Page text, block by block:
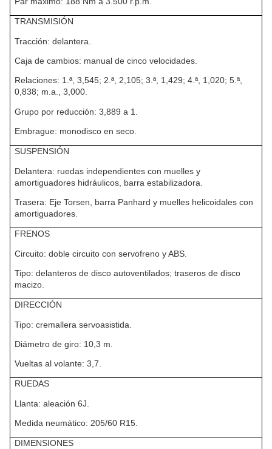
TRANSMISIÓN
Tracción: delantera.
Caja de cambios: manual de cinco velocidades.
Relaciones: 1.ª, 3,545; 2.ª, 2,105; 3.ª, 1,429; 4.ª, 1,020; 5.ª,
0,838; m.a., 3,000.
Grupo por reducción: 3,889 a 1.
Embrague: monodisco en seco.
SUSPENSIÓN
Delantera: ruedas independientes con muelles y
amortiguadores hidráulicos, barra estabilizadora.
Trasera: Eje Torsen, barra Panhard y muelles helicoidales con
amortiguadores.
FRENOS
Circuito: doble circuito con servofreno y ABS.
Tipo: delanteros de disco autoventilados; traseros de disco
macizo.
DIRECCIÓN
Tipo: cremallera servoasistida.
Diámetro de giro: 10,3 m.
Vueltas al volante: 3,7.
RUEDAS
Llanta: aleación 6J.
Medida neumático: 205/60 R15.
DIMENSIONES